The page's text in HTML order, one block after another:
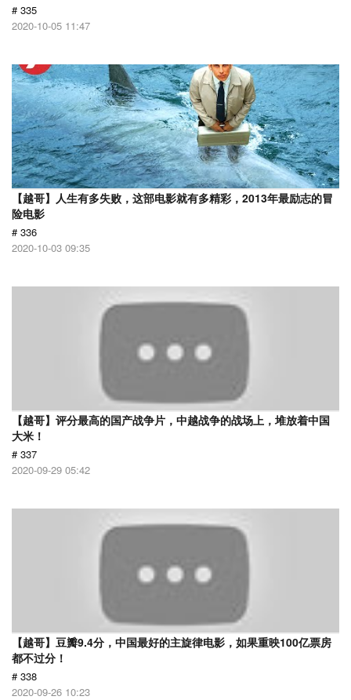
# 335
2020-10-05 11:47
【越哥】人生有多失败，这部电影就有多精彩，2013年最励志的冒
险电影
# 336
2020-10-03 09:35
【越哥】评分最高的国产战争片，中越战争的战场上，堆放着中国
大米！
# 337
2020-09-29 05:42
【越哥】豆瓣9.4分，中国最好的主旋律电影，如果重映100亿票房
都不过分！
# 338
2020-09-26 10:23